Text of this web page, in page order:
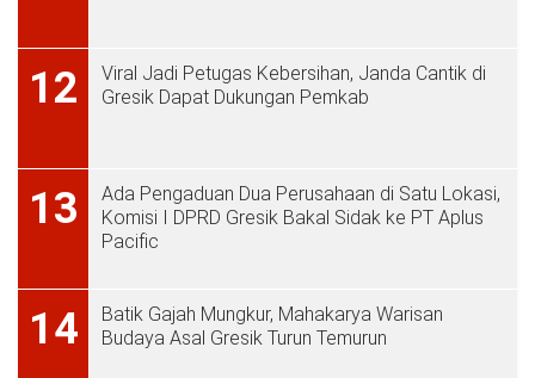
12
Viral Jadi Petugas Kebersihan, Janda Cantik di
Gresik Dapat Dukungan Pemkab
13
Ada Pengaduan Dua Perusahaan di Satu Lokasi,
Komisi I DPRD Gresik Bakal Sidak ke PT Aplus
Pacific
14
Batik Gajah Mungkur, Mahakarya Warisan
Budaya Asal Gresik Turun Temurun